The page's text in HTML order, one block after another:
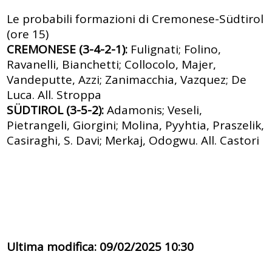
Le probabili formazioni di Cremonese-Südtirol
(ore 15)
CREMONESE (3-4-2-1): Fulignati; Folino,
Ravanelli, Bianchetti; Collocolo, Majer,
Vandeputte, Azzi; Zanimacchia, Vazquez; De
Luca. All. Stroppa
SÜDTIROL (3-5-2):Adamonis; Veseli,
Pietrangeli, Giorgini; Molina, Pyyhtia, Praszelik,
Casiraghi, S. Davi; Merkaj, Odogwu. All. Castori
Ultima modifica: 09/02/2025 10:30